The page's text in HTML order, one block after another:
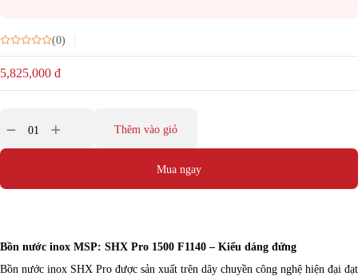
(0)
5,825,000 đ
Thêm vào giỏ
Mua ngay
Bồn nước inox MSP: SHX Pro 1500 F1140 – Kiểu dáng đứng
Bồn nước inox SHX Pro được sản xuất trên dây chuyền công nghệ hiện đại đạt